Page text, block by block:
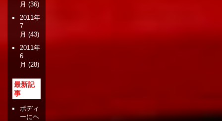
月 (36)
2011年
7
月 (43)
2011年
6
月 (28)
最新記
事
ボディ
ーにヘ